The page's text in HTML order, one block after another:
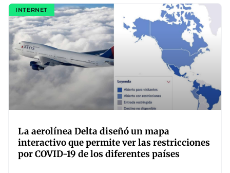
INTERNET
La aerolínea Delta diseñó un mapa
interactivo que permite ver las restricciones
por COVID-19 de los diferentes países